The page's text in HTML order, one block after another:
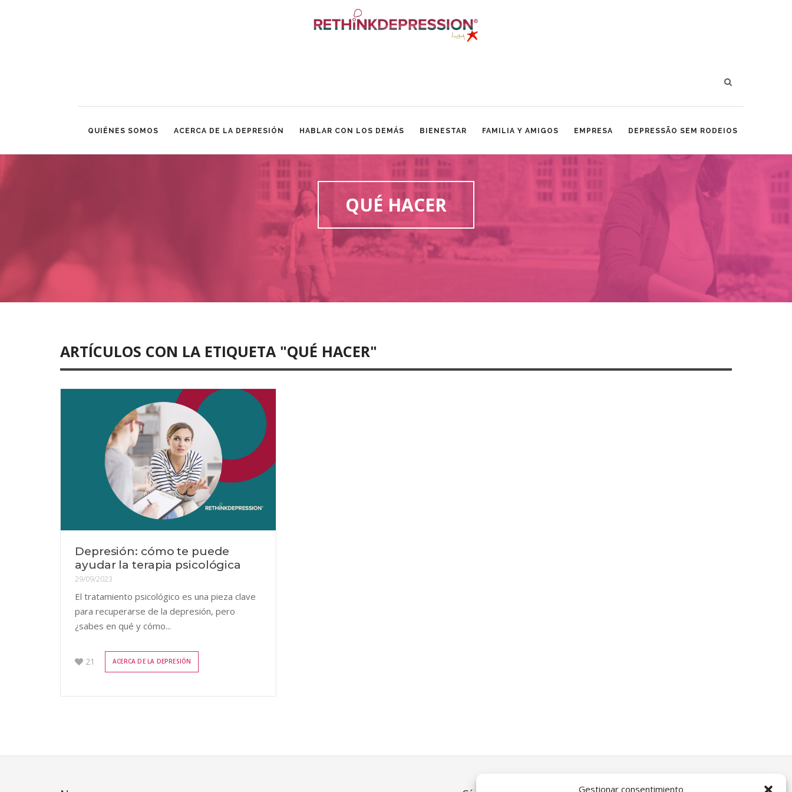
Gestionar consentimiento
QUIÉNES SOMOS ACERCA DE LA DEPRESIÓN HABLAR CON LOS DEMÁS BIENESTAR FAMILIA Y AMIGOS EMPRESA DEPRESSÃO SEM RODEIOS
QUÉ HACER
ARTÍCULOS CON LA ETIQUETA "QUÉ HACER"
Depresión: cómo te puede
ayudar la terapia psicológica
29/09/2023
El tratamiento psicológico es una pieza clave
para recuperarse de la depresión, pero
¿sabes en qué y cómo...
21 ACERCA DE LA DEPRESIÓN